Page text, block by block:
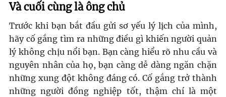
Và cuối cùng là ông chủ
Trước khi bạn bắt đầu gửi sơ yếu lý lịch của mình,
hãy cố gắng tìm ra những điều gì khiến người quản
lý không chịu nổi bạn. Bạn càng hiểu rõ nhu cầu và
nguyên nhân của họ, bạn càng dễ dàng ngăn chặn
những xung đột không đáng có. Cố gắng trở thành
những người đồng nghiệp tốt, thậm chí là một